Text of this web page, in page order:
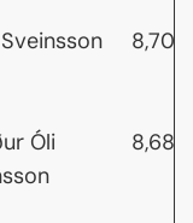
8,70
Óli
8,68